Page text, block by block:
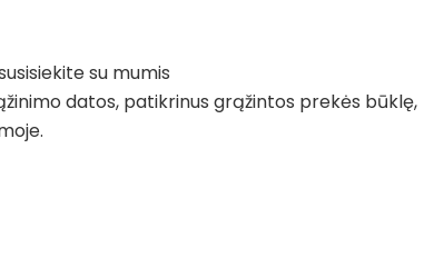
su mumis
datos, patikrinus grąžintos prekės būklę,